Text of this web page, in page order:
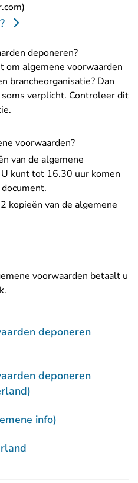
deponeren?
algemene voorwaarden
brancheorganisatie? Dan
verplicht. Controleer dit
voorwaarden?
van de algemene
kunt tot 16.30 uur komen
kopieën van de algemene
voorwaarden betaalt u
deponeren
deponeren
info)